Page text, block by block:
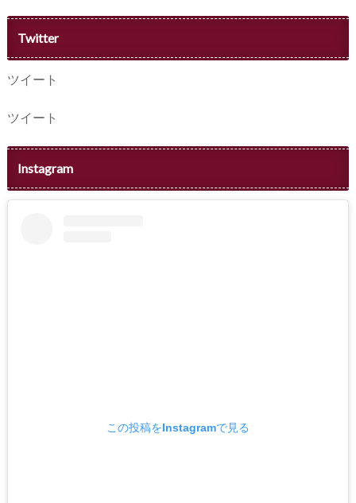
Twitter
ツイート
ツイート
Instagram
この投稿をInstagramで見る